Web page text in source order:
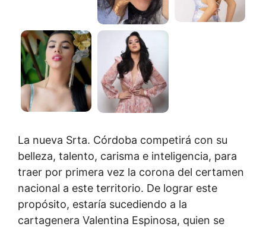
La nueva Srta. Córdoba competirá con su
belleza, talento, carisma e inteligencia, para
traer por primera vez la corona del certamen
nacional a este territorio. De lograr este
propósito, estaría sucediendo a la
cartagenera Valentina Espinosa, quien se